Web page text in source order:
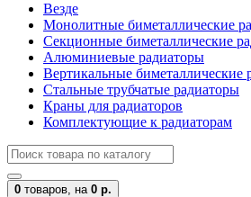
Везде
Монолитные биметаллические
Секционные биметаллические
Алюминиевые радиаторы
Вертикальные биметаллические
Стальные трубчатые радиаторы
Краны для радиаторов
Комплектующие к радиаторам
0 товаров, на 0 р.